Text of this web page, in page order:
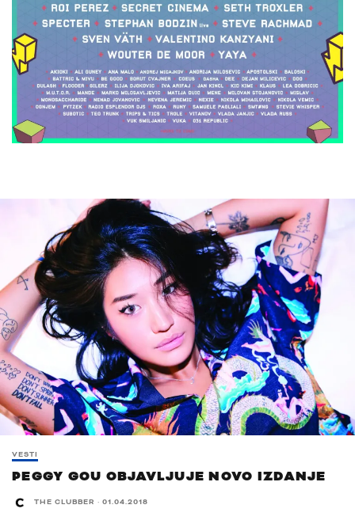
VESTI
PEGGY GOU OBJAVLJUJE NOVO IZDANJE
THE CLUBBER · 01.04.2018